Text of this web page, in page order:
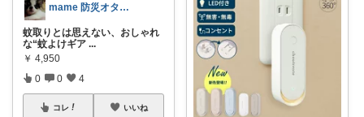
mame 防災オタクの生活に安心と彩りを
蚊取りとは思えない、おしゃれ
な“蚊よけギア ...
￥ 4,950
0 0 4
コレ いいね